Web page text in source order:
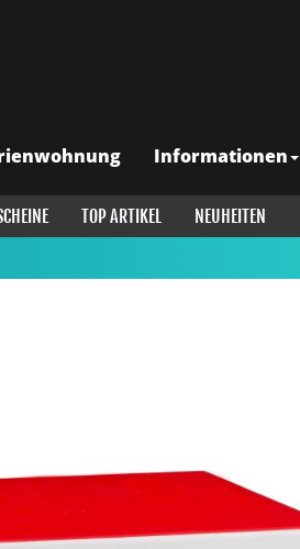
Informationen
TOP ARTIKEL NEUHEITEN